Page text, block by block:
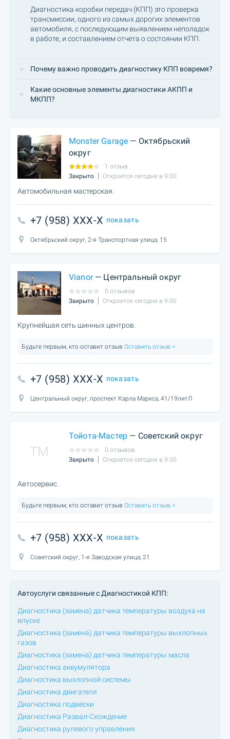
Диагностика коробки передач (КПП) это проверка
трансмиссии, одного из самых дорогих элементов
автомобиля, с последующим выявлением неполадок
в работе, и составлением отчета о состоянии КПП.
Почему важно проводить диагностику КПП вовремя?
Какие основные элементы диагностики АКПП и
МКПП?
Monster Garage — Октябрьский
округ
1 отзыв
Закрыто
Откроется сегодня в 9:00
Автомобильная мастерская.
+7 (958) XXX-X показать
Октябрьский округ, 2-я Транспортная улица, 15
Vianor— Центральный округ
0 отзывов
Закрыто
Откроется сегодня в 9:00
Крупнейшая сеть шинных центров.
Будьте первым, кто оставит отзыв Оставить отзыв >
+7 (958) XXX-X показать
Центральный округ, проспект Карла Маркса, 41/19литЛ
TM
Тойота-Мастер — Советский округ
0 отзывов
Закрыто
Откроется сегодня в 9:00
Автосервис.
Будьте первым, кто оставит отзыв Оставить отзыв >
+7 (958) XXX-X показать
Советский округ, 1-я Заводская улица, 21
Автоуслуги связанные с Диагностикой КПП:
Диагностика (замена) датчика температуры воздуха на
впуске
Диагностика (замена) датчика температуры выхлопных
газов
Диагностика (замена) датчика температуры масла
Диагностика аккумулятора
Диагностика выхлопной системы
Диагностика двигателя
Диагностика подвески
Диагностика Развал-Схождение
Диагностика рулевого управления